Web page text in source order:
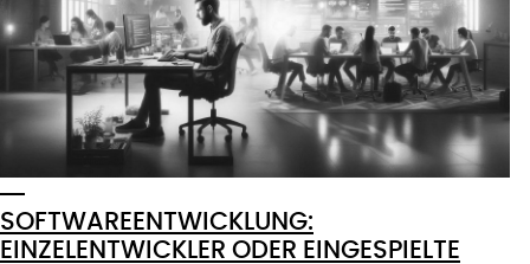
SOFTWAREENTWICKLUNG:
EINZELENTWICKLER ODER EINGESPIELTE